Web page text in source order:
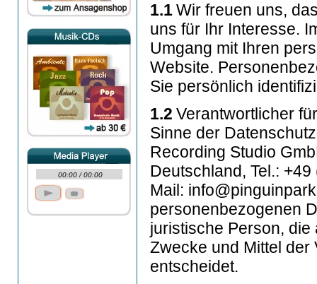
00:00/00:00
1.1Wir freuen uns,
uns für Ihr Interesse.
Umgang mit Ihren
Website.
Sie persönlich
1.2 Verantwortlicher
Sinne der
Recording Studio
Deutschland, Tel.:
Mail:
personenbezogenen
juristische Person,
Zwecke und Mittel
entscheidet.